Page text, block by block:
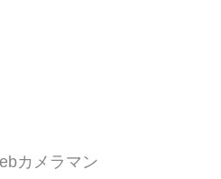
カメラマン